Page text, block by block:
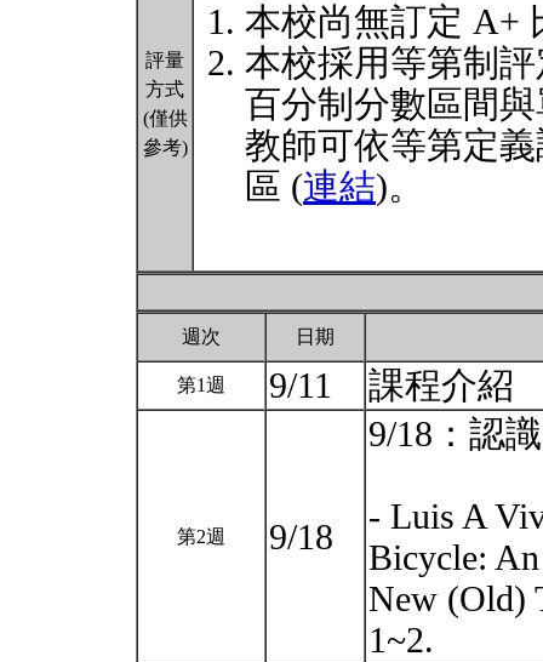
評量
方式
(僅供
參考)
本校尚無訂定 A+
本校採用等第制
百分制分數區間
教師可依等第定
區 (連結)。
週次 日期
第1週 9/11 課程介紹
第2週 9/18
9/18：認
- Luis A
Bicycle:
New (Old)
1~2.